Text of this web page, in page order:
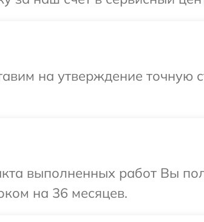
на утверждение точную
выполненных работ Вы
на 36 месяцев.